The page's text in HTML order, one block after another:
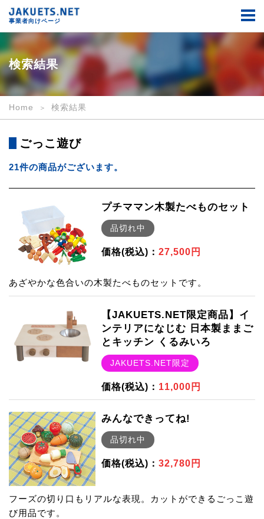
｜
事
業
向
｜
事業者向けページ
検索結果
Home 検索結果
ごっこ遊び
21件の商品がございます。
プチママン木製たべものセット
品切れ中
価格(税込)： 27,500円
あざやかな色合いの木製たべものセットです。
【JAKUETS.NET限定商品】イ
ンテリアになじむ 日本製ままご
とキッチン くるみいろ
JAKUETS.NET限定
価格(税込)： 11,000円
みんなできってね!
品切れ中
価格(税込)： 32,780円
フーズの切り口もリアルな表現。カットができるごっこ遊
び用品です。